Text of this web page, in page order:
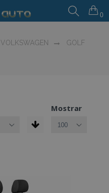
0
VOLKSWAGEN
GOLF
Mostrar